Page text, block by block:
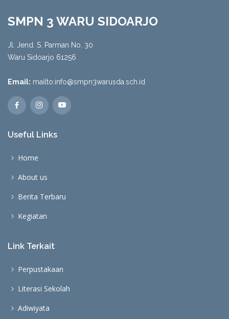
SMPN 3 WARU SIDOARJO
Jl. Jend. S. Parman No. 30
Waru Sidoarjo 61256
Email: mailto:info@smpn3warusda.sch.id
Useful Links
Home
About us
Berita Terbaru
Kegiatan
Link Terkait
Perpustakaan
Literasi Sekolah
Adiwiyata